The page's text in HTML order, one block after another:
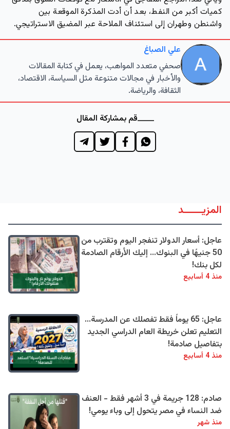
كميات أكبر من النفط، بعد أن أدت المذكرة الموقعة بين
واشنطن وطهران إلى استئناف الملاحة عبر المضيق الاستراتيجي.
علي الصباغ
صحفي متعدد المواهب، يعمل في كتابة المقالات
والأخبار في مجالات متنوعة مثل السياسة، الاقتصاد،
الثقافة، والرياضة.
قم بمشاركة المقال
المزيــــــد
عاجل: أسعار الدولار تنفجر اليوم وتقترب من
50 جنيهًا في البنوك... إليك الأرقام الصادمة
لكل بنك!
منذ 4 أسابيع
عاجل: 65 يوماً فقط تفصلك عن المدرسة...
التعليم تعلن خريطة العام الدراسي الجديد
بتفاصيل صادمة!
منذ 4 أسابيع
صادم: 128 جريمة في 3 أشهر فقط - العنف
ضد النساء في مصر يتحول إلى وباء يومي!
منذ شهر